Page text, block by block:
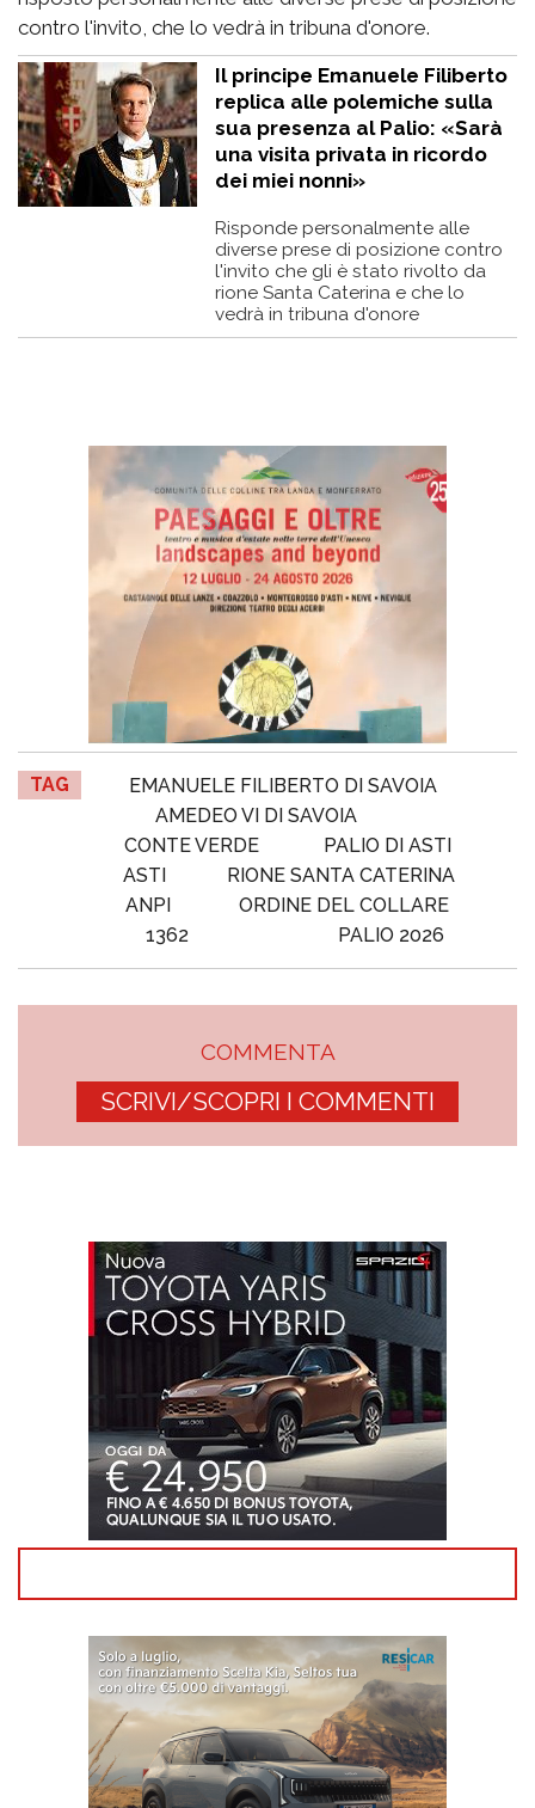
contro l'invito, che lo vedrà in tribuna d'onore.
Il principe Emanuele Filiberto
replica alle polemiche sulla
sua presenza al Palio: «Sarà
una visita privata in ricordo
dei miei nonni»
Risponde personalmente alle
diverse prese di posizione contro
l'invito che gli è stato rivolto da
rione Santa Caterina e che lo
vedrà in tribuna d'onore
TAG
EMANUELE FILIBERTO DI SAVOIA
AMEDEO VI DI SAVOIA
CONTE VERDE
PALIO DI ASTI
ASTI
RIONE SANTA CATERINA
ANPI
ORDINE DEL COLLARE
1362
PALIO 2026
COMMENTA
SCRIVI/SCOPRI I COMMENTI